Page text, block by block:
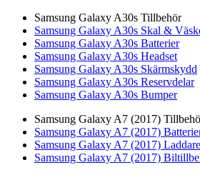
Samsung Galaxy A30s Tillbehör
Samsung Galaxy A30s Skal &
Samsung Galaxy A30s Batterier
Samsung Galaxy A30s Headset
Samsung Galaxy A30s Skärmskydd
Samsung Galaxy A30s Reservdelar
Samsung Galaxy A30s Bumper
Samsung Galaxy A7 (2017)
Samsung Galaxy A7 (2017)
Samsung Galaxy A7 (2017) Laddare
Samsung Galaxy A7 (2017)